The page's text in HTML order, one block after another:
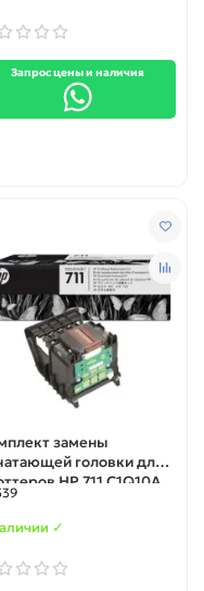
Запрос цены и наличия
замены
головки для
HP 711 C1Q10A
✓